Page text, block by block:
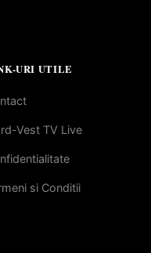
URI UTILE
Vest TV Live
si Conditii